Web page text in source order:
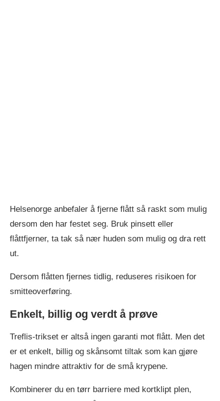
Helsenorge anbefaler å fjerne flått så raskt som mulig
dersom den har festet seg. Bruk pinsett eller
flåttfjerner, ta tak så nær huden som mulig og dra rett
ut.
Dersom flåtten fjernes tidlig, reduseres risikoen for
smitteoverføring.
Enkelt, billig og verdt å prøve
Treflis-trikset er altså ingen garanti mot flått. Men det
er et enkelt, billig og skånsomt tiltak som kan gjøre
hagen mindre attraktiv for de små krypene.
Kombinerer du en tørr barriere med kortklipt plen,